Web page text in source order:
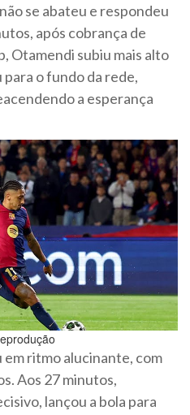
se abateu e respondeu
após cobrança de
Otamendi subiu mais alto
o fundo da rede,
a esperança
ritmo alucinante, com
Aos 27 minutos,
lançou a bola para